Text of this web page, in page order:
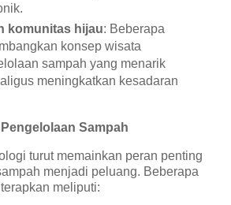
komunitas hijau: Beberapa
konsep wisata
sampah yang menarik
meningkatkan kesadaran
Sampah
turut memainkan peran penting
menjadi peluang. Beberapa
meliputi: